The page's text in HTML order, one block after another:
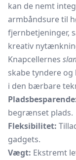
kan de nemt
armbåndsuretil
fjernbetjeninger,
kreativ
Knapcellernes
skabe tyndere
i den bærbare
begrænset plads.
Fleksibilitet:
gadgets.
Vægt: Ekstremt